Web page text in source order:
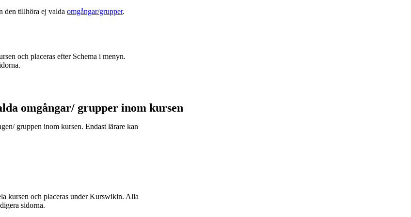
den tillhöra ej valda omgångar/grupper.
och placeras efter Schema i menyn.
omgångar/ grupper inom kursen
gruppen inom kursen. Endast lärare kan
kursen och placeras under Kurswikin. Alla
sidorna.